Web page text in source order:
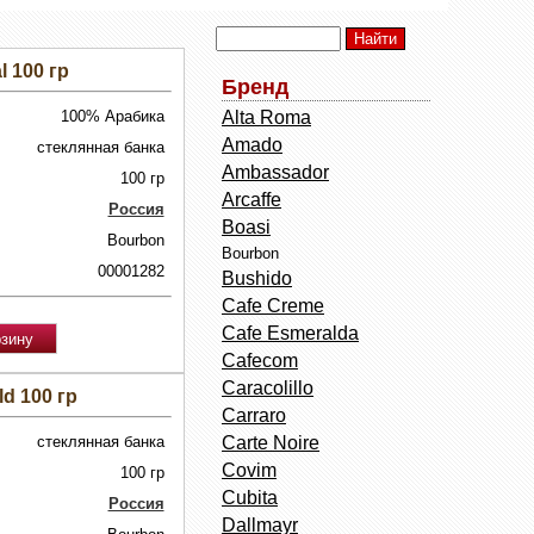
100 гр
100% Арабика
стеклянная банка
100 гр
Россия
Bourbon
00001282
100 гр
стеклянная банка
100 гр
Россия
Бренд
Alta Roma
Amado
Ambassador
Arcaffe
Boasi
Bourbon
Bushido
Cafe Creme
Cafe Esmeralda
Cafecom
Caracolillo
Carraro
Carte Noire
Covim
Cubita
Dallmayr